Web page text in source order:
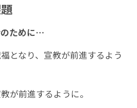
ために…
となり、宣教が前進するよう
が前進するように。